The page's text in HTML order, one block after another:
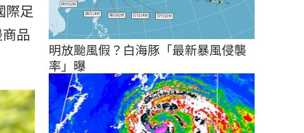
際足
品
明放颱風假？白海豚「最新暴風侵襲
率」曝